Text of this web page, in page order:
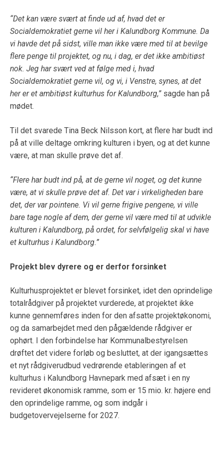
“Det kan være svært at finde ud af, hvad det er
Socialdemokratiet gerne vil her i Kalundborg Kommune. Da
vi havde det på sidst, ville man ikke være med til at bevilge
flere penge til projektet, og nu, i dag, er det ikke ambitiøst
nok. Jeg har svært ved at følge med i, hvad
Socialdemokratiet gerne vil, og vi, i Venstre, synes, at det
her er et ambitiøst kulturhus for Kalundborg,” sagde han på
mødet.
Til det svarede Tina Beck Nilsson kort, at flere har budt ind
på at ville deltage omkring kulturen i byen, og at det kunne
være, at man skulle prøve det af.
“Flere har budt ind på, at de gerne vil noget, og det kunne
være, at vi skulle prøve det af. Det var i virkeligheden bare
det, der var pointene. Vi vil gerne frigive pengene, vi ville
bare tage nogle af dem, der gerne vil være med til at udvikle
kulturen i Kalundborg, på ordet, for selvfølgelig skal vi have
et kulturhus i Kalundborg.”
Projekt blev dyrere og er derfor forsinket
Kulturhusprojektet er blevet forsinket, idet den oprindelige
totalrådgiver på projektet vurderede, at projektet ikke
kunne gennemføres inden for den afsatte projektøkonomi,
og da samarbejdet med den pågældende rådgiver er
ophørt. I den forbindelse har Kommunalbestyrelsen
drøftet det videre forløb og besluttet, at der igangsættes
et nyt rådgiverudbud vedrørende etableringen af et
kulturhus i Kalundborg Havnepark med afsæt i en ny
revideret økonomisk ramme, som er 15 mio. kr. højere end
den oprindelige ramme, og som indgår i
budgetovervejelserne for 2027.